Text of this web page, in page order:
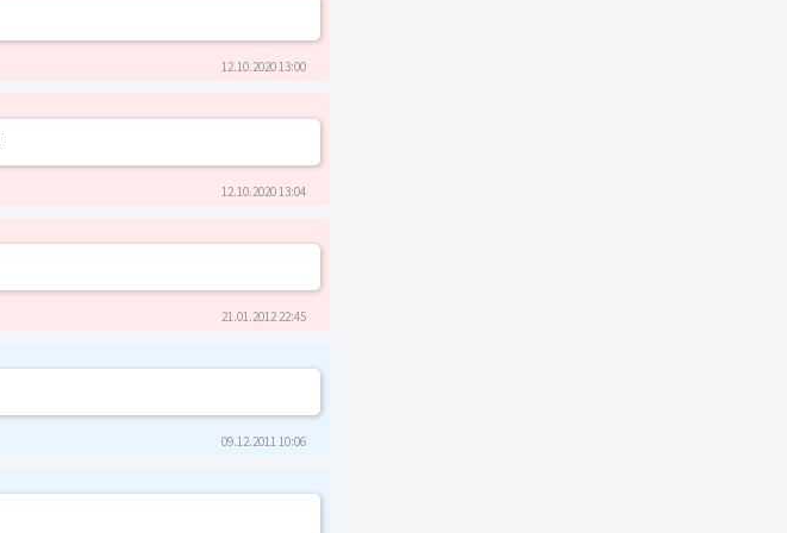
12.10.2020 13:00
12.10.2020 13:04
21.01.2012 22:45
09.12.2011 10:06